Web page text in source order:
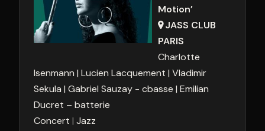
Motion’
JASS CLUB
PARIS
Charlotte
Isenmann Lucien Lacquement Vladimir
Sekula Gabriel Sauzay - cbasse Emilian
Ducret – batterie
Concert Jazz